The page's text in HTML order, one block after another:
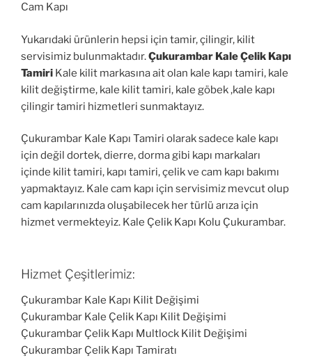
Cam Kapı
Yukarıdaki ürünlerin hepsi için tamir, çilingir, kilit
servisimiz bulunmaktadır.Çukurambar Kale Çelik Kapı
Tamiri Kale kilit markasına ait olan kale kapı tamiri, kale
kilit değiştirme, kale kilit tamiri, kale göbek ,kale kapı
çilingir tamiri hizmetleri sunmaktayız.
Çukurambar Kale Kapı Tamiri olarak sadece kale kapı
için değil dortek, dierre, dorma gibi kapı markaları
içinde kilit tamiri, kapı tamiri, çelik ve cam kapı bakımı
yapmaktayız. Kale cam kapı için servisimiz mevcut olup
cam kapılarınızda oluşabilecek her türlü arıza için
hizmet vermekteyiz. Kale Çelik Kapı Kolu Çukurambar.
Hizmet Çeşitlerimiz:
Çukurambar Kale Kapı Kilit Değişimi
Çukurambar Kale Çelik Kapı Kilit Değişimi
Çukurambar Çelik Kapı Multlock Kilit Değişimi
Çukurambar Çelik Kapı Tamiratı